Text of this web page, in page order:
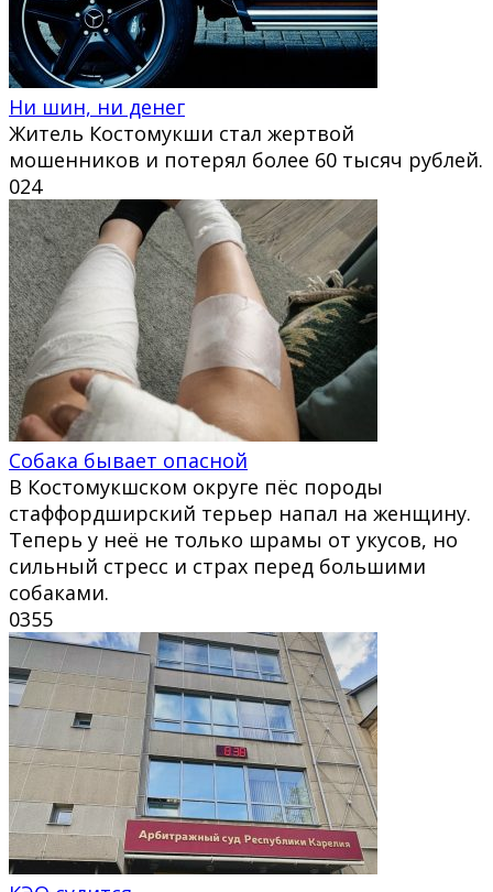
Ни шин, ни денег
Житель Костомукши стал жертвой
мошенников и потерял более 60 тысяч рублей.
024
Собака бывает опасной
В Костомукшском округе пёс породы
стаффордширский терьер напал на женщину.
Теперь у неё не только шрамы от укусов, но
сильный стресс и страх перед большими
собаками.
0355